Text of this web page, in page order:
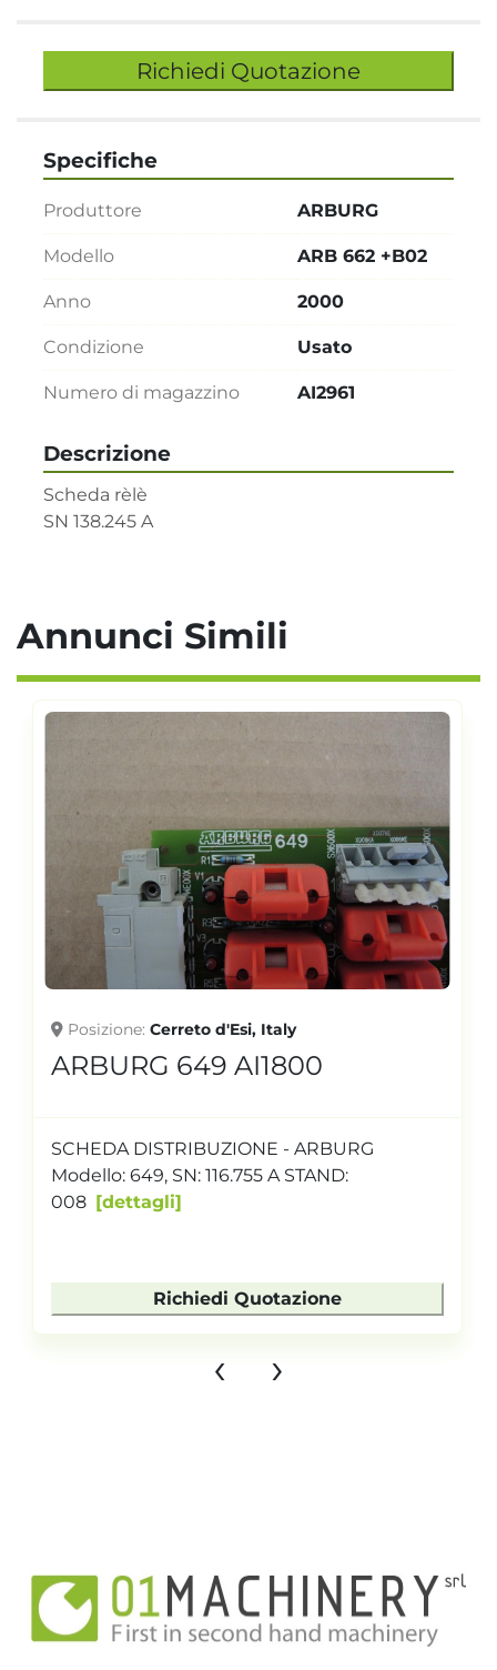
Richiedi Quotazione
Descrizione
Scheda rèlè
SN 138.245 A
Specifiche
Produttore ARBURG
Modello ARB 662 +B02
Anno 2000
Condizione Usato
Numero di magazzino AI2961
Annunci Simili
Posizione Cerreto d'Esi, Italy
ARBURG 649 AI1800
SCHEDA DISTRIBUZIONE - ARBURG
Modello: 649, SN: 116.755 A STAND:
008
dettagli
Richiedi Quotazione
‹ ›